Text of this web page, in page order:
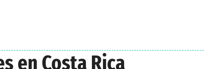
en Costa Rica